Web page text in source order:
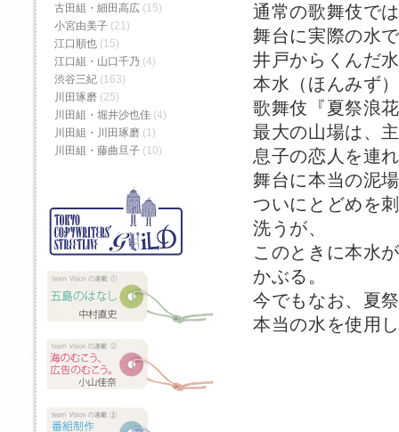
通常の歌舞伎で
舞台に実際の水
井戸からくんだ
本水（ほんみず
歌舞伎『夏祭浪
最大の山場は、
息子の恋人を連
舞台に本当の泥
ついにとどめを
洗うが、
このときに本水
かぶる。
今でもなお、夏
本当の水を使用
古田組・細田高広 (15)
小宮由美子 (21)
江口順也 (15)
江口組・山口千乃 (4)
渋谷三紀 (163)
川田琢磨 (25)
川田組・堀井沙也佳 (4)
川田組・川田琢磨 (1)
川田組・藤曲旦子 (10)